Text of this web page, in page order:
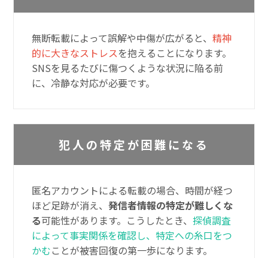
無断転載によって誤解や中傷が広がると、精神
的に大きなストレスを抱えることになります。
SNSを見るたびに傷つくような状況に陥る前
に、冷静な対応が必要です。
犯人の特定が困難になる
匿名アカウントによる転載の場合、時間が経つ
ほど足跡が消え、発信者情報の特定が難しくな
る可能性があります。こうしたとき、探偵調査
によって事実関係を確認し、特定への糸口をつ
かむことが被害回復の第一歩になります。